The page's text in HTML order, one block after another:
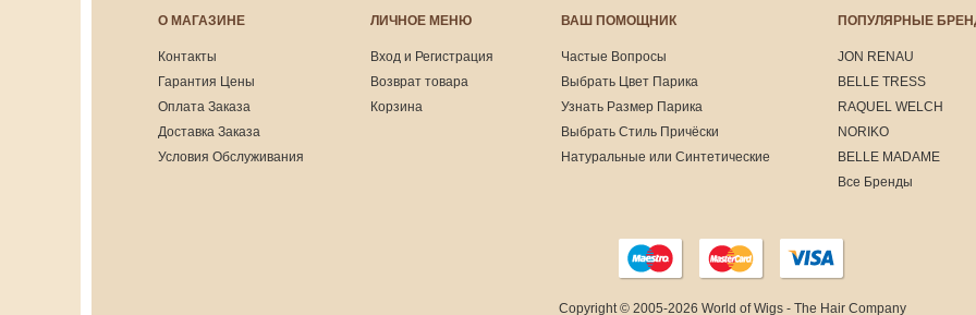
О МАГАЗИНЕ
Контакты
Гарантия Цены
Оплата Заказа
Доставка Заказа
Условия Обслуживания
ЛИЧНОЕ МЕНЮ
Вход и Регистрация
Возврат товара
Корзина
ВАШ ПОМОЩНИК
Частые Вопросы
Выбрать Цвет Парика
Узнать Размер Парика
Выбрать Стиль Причёски
Натуральные или Синтетические
ПОПУЛЯРНЫЕ
JON RENAU
BELLE TRESS
RAQUEL WELCH
NORIKO
BELLE MADAME
Все Бренды
Copyright © 2005-2026 World of Wigs - The Hair Company